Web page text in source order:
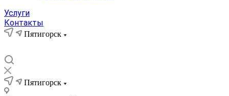
Услуги
Контакты
Пятигорск
Пятигорск